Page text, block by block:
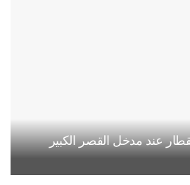
عند مدخل القصر الكبير